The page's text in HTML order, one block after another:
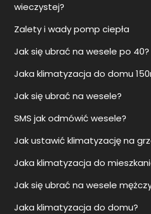
wieczystej?
Zalety i wady pomp ciepła
Jak się ubrać na wesele po 40?
Jaka klimatyzacja do domu
Jak się ubrać na wesele?
SMS jak odmówić wesele?
Jak ustawić klimatyzację na
Jaka klimatyzacja do
Jak się ubrać na wesele
Jaka klimatyzacja do domu?